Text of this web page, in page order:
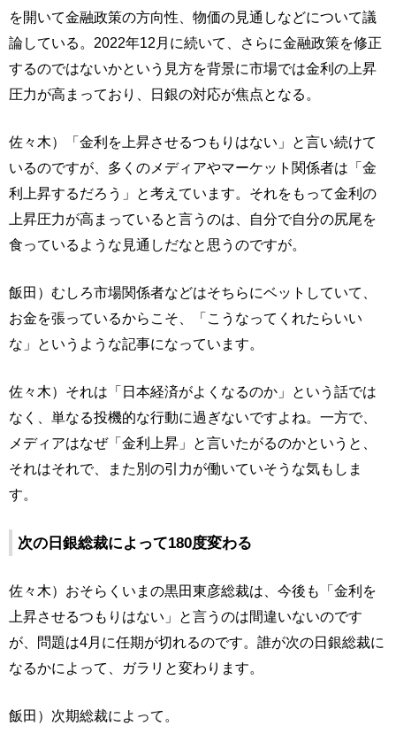
を開いて金融政策の方向性、物価の見通しなどについて議
論している。2022年12月に続いて、さらに金融政策を修正
するのではないかという見方を背景に市場では金利の上昇
圧力が高まっており、日銀の対応が焦点となる。
佐々木）「金利を上昇させるつもりはない」と言い続けて
いるのですが、多くのメディアやマーケット関係者は「金
利上昇するだろう」と考えています。それをもって金利の
上昇圧力が高まっていると言うのは、自分で自分の尻尾を
食っているような見通しだなと思うのですが。
飯田）むしろ市場関係者などはそちらにベットしていて、
お金を張っているからこそ、「こうなってくれたらいい
な」というような記事になっています。
佐々木）それは「日本経済がよくなるのか」という話では
なく、単なる投機的な行動に過ぎないですよね。一方で、
メディアはなぜ「金利上昇」と言いたがるのかというと、
それはそれで、また別の引力が働いていそうな気もしま
す。
次の日銀総裁によって180度変わる
佐々木）おそらくいまの黒田東彦総裁は、今後も「金利を
上昇させるつもりはない」と言うのは間違いないのです
が、問題は4月に任期が切れるのです。誰が次の日銀総裁に
なるかによって、ガラリと変わります。
飯田）次期総裁によって。